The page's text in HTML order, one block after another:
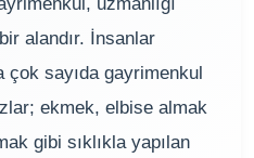
alandır. İnsanlar
çok sayıda gayrimenkul
ekmek, elbise almak
gibi sıklıkla yapılan